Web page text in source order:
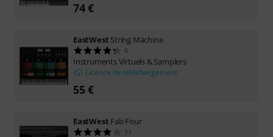
74 €
EastWest String Machine
6
Instruments Virtuels & Samplers
Licence de téléchargement
55 €
EastWest Fab Four
11